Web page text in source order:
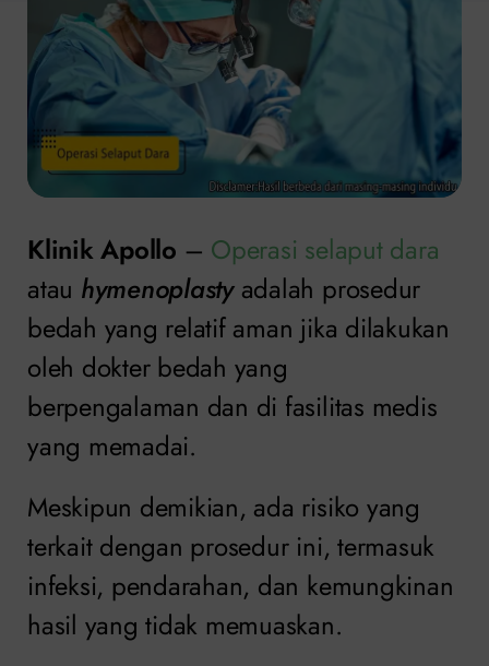
Klinik Apollo – Operasi selaput dara
atau hymenoplastyadalah prosedur
bedah yang relatif aman jika dilakukan
oleh dokter bedah yang
berpengalaman dan di fasilitas medis
yang memadai.
Meskipun demikian, ada risiko yang
terkait dengan prosedur ini, termasuk
infeksi, pendarahan, dan kemungkinan
hasil yang tidak memuaskan.